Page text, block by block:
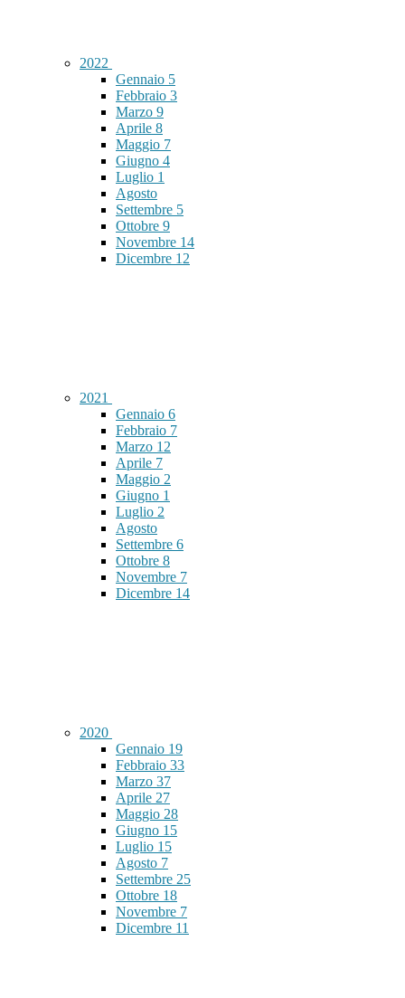
2022
Gennaio 5
Febbraio 3
Marzo 9
Aprile 8
Maggio 7
Giugno 4
Luglio 1
Agosto
Settembre 5
Ottobre 9
Novembre 14
Dicembre 12
2021
Gennaio 6
Febbraio 7
Marzo 12
Aprile 7
Maggio 2
Giugno 1
Luglio 2
Agosto
Settembre 6
Ottobre 8
Novembre 7
Dicembre 14
2020
Gennaio 19
Febbraio 33
Marzo 37
Aprile 27
Maggio 28
Giugno 15
Luglio 15
Agosto 7
Settembre 25
Ottobre 18
Novembre 7
Dicembre 11